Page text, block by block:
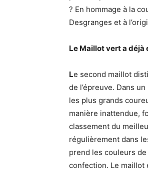
? En hommage à la
Desgranges et à
Le Maillot vert a déjà
Le second maillot
de l’épreuve. Dans
les plus grands
manière inattendue,
classement du
régulièrement dans
prend les couleurs
confection. Le maillot